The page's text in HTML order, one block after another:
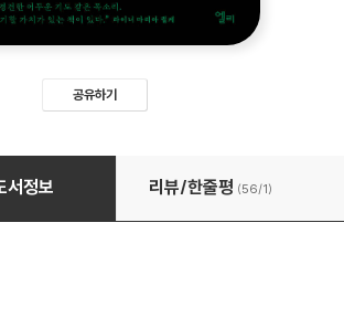
공유하기
한 시간
서정보 리뷰/한줄평 (56/1)